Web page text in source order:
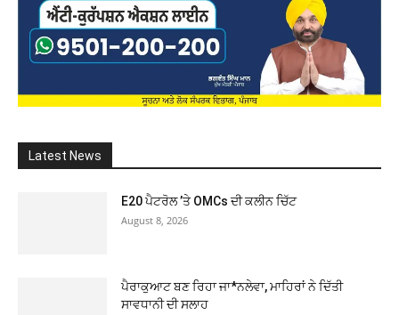
Latest News
E20 ਪੈਟਰੋਲ ’ਤੇ OMCs ਦੀ ਕਲੀਨ ਚਿੱਟ
August 8, 2026
ਪੈਰਾਕੁਆਟ ਬਣ ਰਿਹਾ ਜਾ*ਨਲੇਵਾ, ਮਾਹਿਰਾਂ ਨੇ ਦਿੱਤੀ
ਸਾਵਧਾਨੀ ਦੀ ਸਲਾਹ